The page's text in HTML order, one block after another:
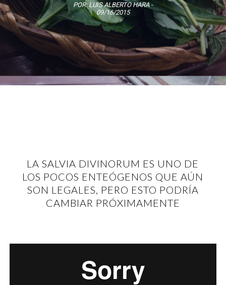
POR: LUIS ALBERTO HARA-
09/16/2015
LA SALVIA DIVINORUM ES UNO DE
LOS POCOS ENTEÓGENOS QUE AÚN
SON LEGALES, PERO ESTO PODRÍA
CAMBIAR PRÓXIMAMENTE